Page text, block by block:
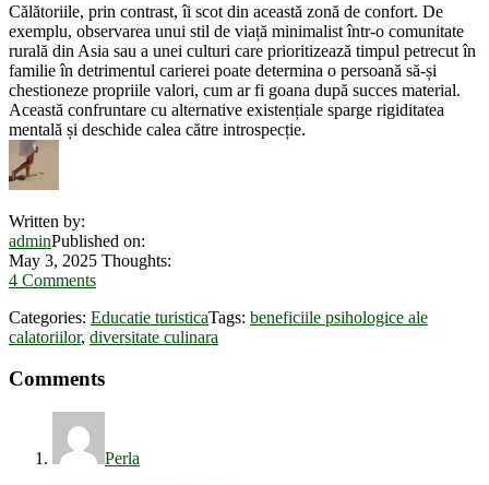
Călătoriile, prin contrast, îi scot din această zonă de confort. De
exemplu, observarea unui stil de viață minimalist într-o comunitate
rurală din Asia sau a unei culturi care prioritizează timpul petrecut în
familie în detrimentul carierei poate determina o persoană să-și
chestioneze propriile valori, cum ar fi goana după succes material.
Această confruntare cu alternative existențiale sparge rigiditatea
mentală și deschide calea către introspecție.
Written by:
adminPublished on:
May 3, 2025 Thoughts:
4 Comments
Categories: Educatie turisticaTags: beneficiile psihologice ale
calatoriilor, diversitate culinara
Reader
Interactions
Comments
Perla